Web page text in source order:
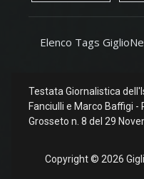
Elenco Tags
Testata Giornalistica
Fanciulli e Marco Baffigi
Grosseto n. 8 del 29
Copyright © 2026